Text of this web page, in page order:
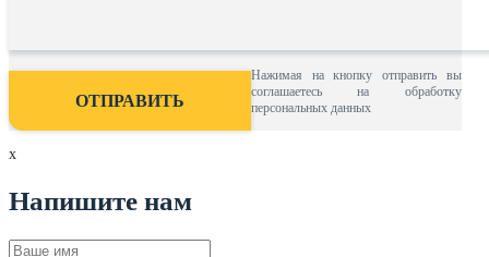
Нажимая на кнопку отправить вы
соглашаетесь на обработку
персональных данных
x
Напишите нам